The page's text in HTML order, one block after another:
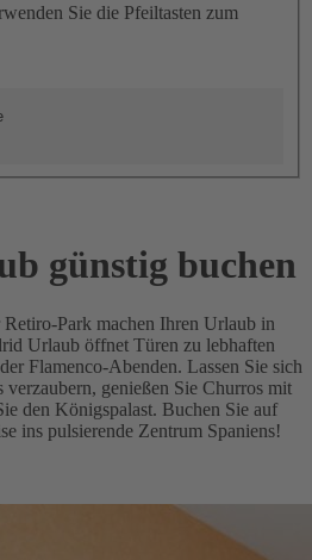
Sie die Pfeiltasten zum
günstig buchen
Park machen Ihren Urlaub in
Urlaub öffnet Türen zu lebhaften
Flamenco-Abenden. Lassen Sie sich
verzaubern, genießen Sie Churros mit
den Königspalast. Buchen Sie auf
ins pulsierende Zentrum Spaniens!